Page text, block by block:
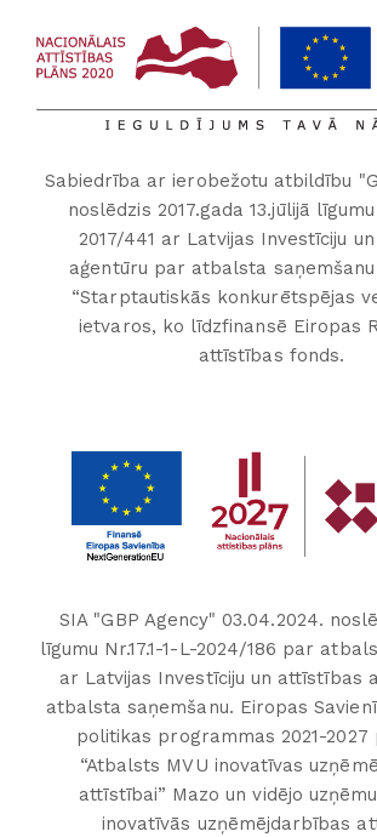
Sabiedrība ar ierobežotu atbildību
noslēdzis 2017.gada 13.jūlijā
2017/441 ar Latvijas Investīciju
aģentūru par atbalsta
“Starptautiskās konkurētspējas
ietvaros, ko līdzfinansē Eiropas
attīstības fonds.
SIA "GBP Agency" 03.04.2024.
līgumu Nr.17.1-1-L-2024/186 par
ar Latvijas Investīciju un attīstības
atbalsta saņemšanu. Eiropas
politikas programmas 2021-2027
“Atbalsts MVU inovatīvas
attīstībai” Mazo un vidējo
inovatīvās uzņēmējdarbības